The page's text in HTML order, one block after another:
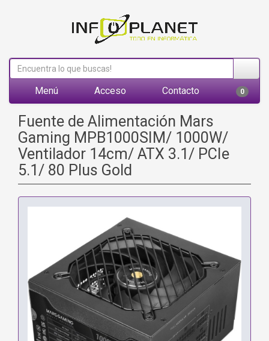
Menú Acceso Contacto 0
Fuente de Alimentación Mars
Gaming MPB1000SIM/ 1000W/
Ventilador 14cm/ ATX 3.1/ PCIe
5.1/ 80 Plus Gold